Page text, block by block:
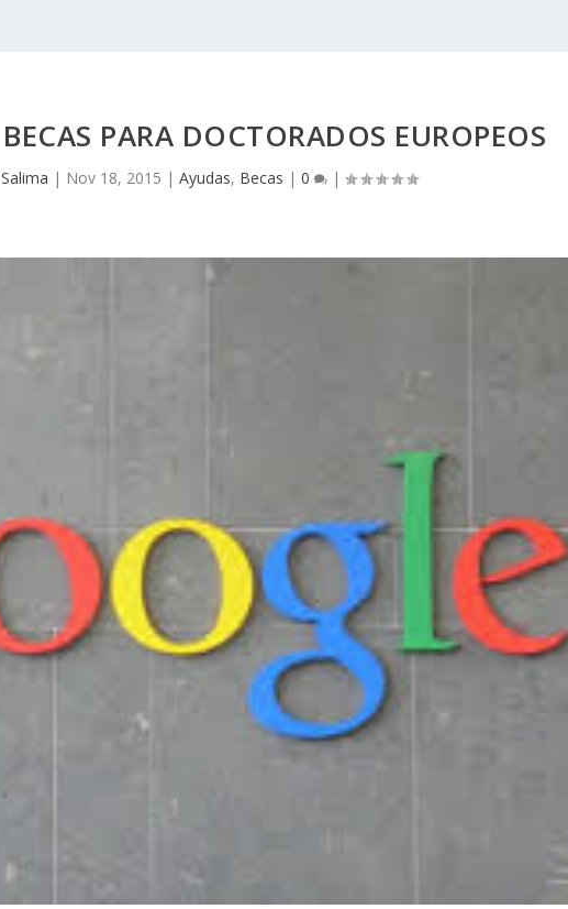
PARA DOCTORADOS EUROPEOS
Salima | Nov 18, 2015 | Ayudas, Becas | 0 |